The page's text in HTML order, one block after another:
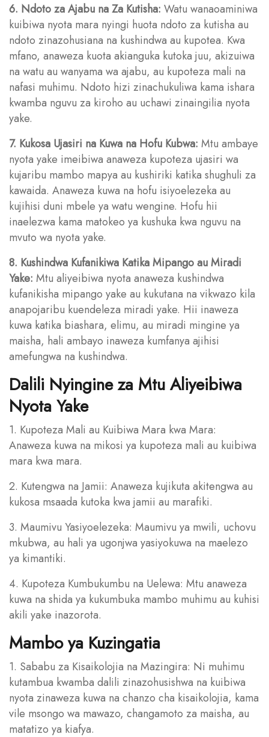
6. Ndoto za Ajabu na Za Kutisha: Watu wanaoaminiwa
kuibiwa nyota mara nyingi huota ndoto za kutisha au
ndoto zinazohusiana na kushindwa au kupotea. Kwa
mfano, anaweza kuota akianguka kutoka juu, akizuiwa
na watu au wanyama wa ajabu, au kupoteza mali na
nafasi muhimu. Ndoto hizi zinachukuliwa kama ishara
kwamba nguvu za kiroho au uchawi zinaingilia nyota
yake.
7. Kukosa Ujasiri na Kuwa na Hofu Kubwa: Mtu ambaye
nyota yake imeibiwa anaweza kupoteza ujasiri wa
kujaribu mambo mapya au kushiriki katika shughuli za
kawaida. Anaweza kuwa na hofu isiyoelezeka au
kujihisi duni mbele ya watu wengine. Hofu hii
inaelezwa kama matokeo ya kushuka kwa nguvu na
mvuto wa nyota yake.
8. Kushindwa Kufanikiwa Katika Mipango au Miradi
Yake: Mtu aliyeibiwa nyota anaweza kushindwa
kufanikisha mipango yake au kukutana na vikwazo kila
anapojaribu kuendeleza miradi yake. Hii inaweza
kuwa katika biashara, elimu, au miradi mingine ya
maisha, hali ambayo inaweza kumfanya ajihisi
amefungwa na kushindwa.
Dalili Nyingine za Mtu Aliyeibiwa
Nyota Yake
1. Kupoteza Mali au Kuibiwa Mara kwa Mara:
Anaweza kuwa na mikosi ya kupoteza mali au kuibiwa
mara kwa mara.
2. Kutengwa na Jamii: Anaweza kujikuta akitengwa au
kukosa msaada kutoka kwa jamii au marafiki.
3. Maumivu Yasiyoelezeka: Maumivu ya mwili, uchovu
mkubwa, au hali ya ugonjwa yasiyokuwa na maelezo
ya kimantiki.
4. Kupoteza Kumbukumbu na Uelewa: Mtu anaweza
kuwa na shida ya kukumbuka mambo muhimu au kuhisi
akili yake inazorota.
Mambo ya Kuzingatia
1. Sababu za Kisaikolojia na Mazingira: Ni muhimu
kutambua kwamba dalili zinazohusishwa na kuibiwa
nyota zinaweza kuwa na chanzo cha kisaikolojia, kama
vile msongo wa mawazo, changamoto za maisha, au
matatizo ya kiafya.